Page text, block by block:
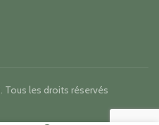
. Tous les droits réservés